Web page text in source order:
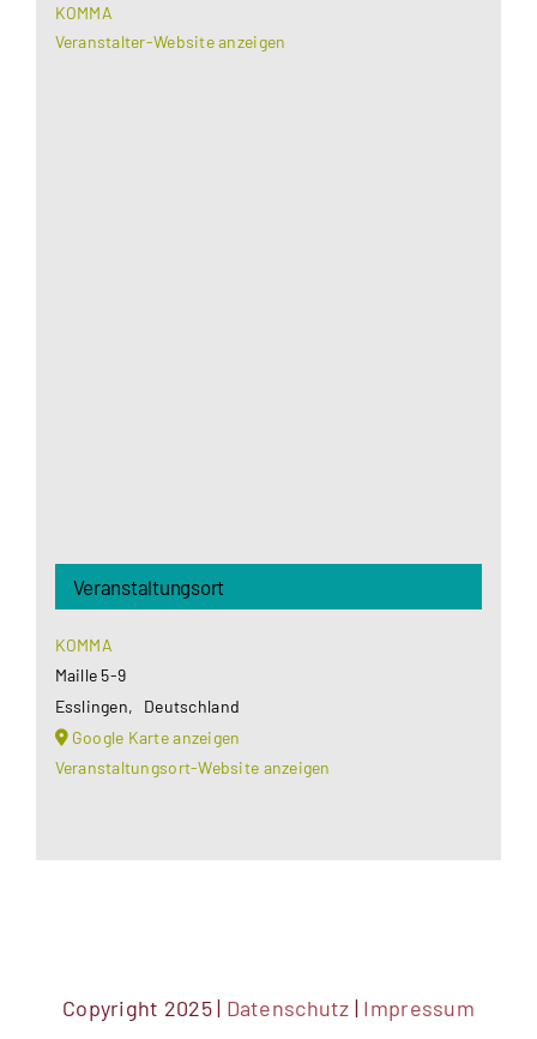
KOMMA
Veranstalter-Website anzeigen
Veranstaltungsort
KOMMA
Maille 5-9
Esslingen,
Deutschland
Google Karte anzeigen
Veranstaltungsort-Website anzeigen
Copyright 2025 | Datenschutz | Impressum